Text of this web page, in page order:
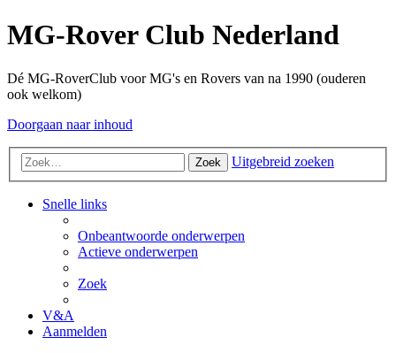
MG-Rover Club Nederland
Dé MG-RoverClub voor MG's en Rovers van na 1990 (ouderen
ook welkom)
Doorgaan naar inhoud
Zoek Uitgebreid zoeken
Snelle links
Onbeantwoorde onderwerpen
Actieve onderwerpen
Zoek
V&A
Aanmelden